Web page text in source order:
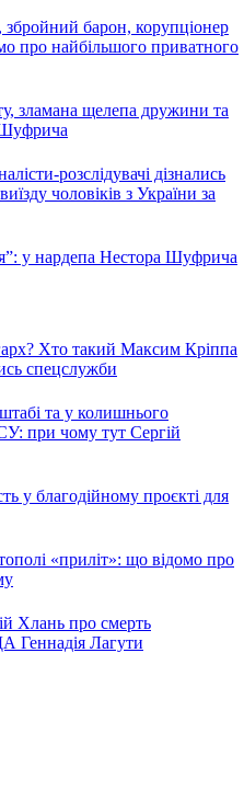
барон, корупціонер
про найбільшого приватного
зламана щелепа дружини та
розслідувачі дізнались
чоловіків з України за
у нардепа Нестора Шуфрича
Хто такий Максим Кріппа
спецслужби
та у колишнього
при чому тут Сергій
у благодійному проєкті для
«приліт»: що відомо про
Хлань про смерть
Геннадія Лагути